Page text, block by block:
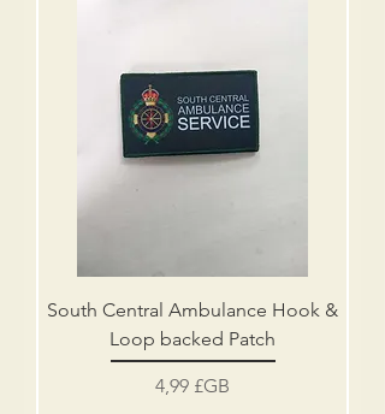
South Central Ambulance Hook &
Loop backed Patch
Prix
4,99 £GB